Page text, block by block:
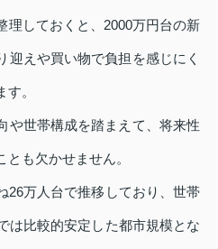
理しておくと、2000万円台の新
迎えや買い物で負担を感じにく
。
や世帯構成を踏まえて、将来性
も欠かせません。
26万人台で推移しており、世帯
は比較的安定した都市規模とな